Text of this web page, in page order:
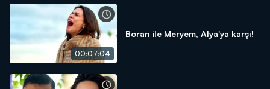
00:07:04
Boran ile Meryem, Alya'ya karşı!